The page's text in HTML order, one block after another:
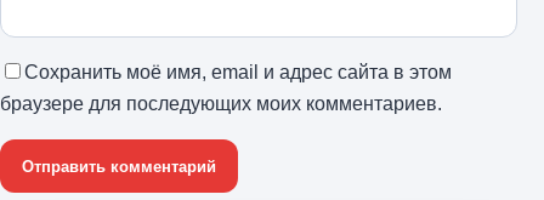
Сохранить моё имя, email и адрес сайта в этом
браузере для последующих моих комментариев.